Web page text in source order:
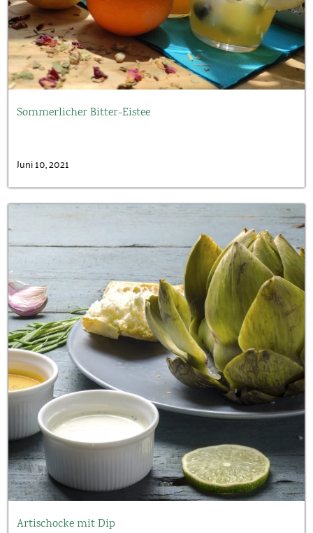
Sommerlicher Bitter-Eistee
Juni 10, 2021
Artischocke mit Dip